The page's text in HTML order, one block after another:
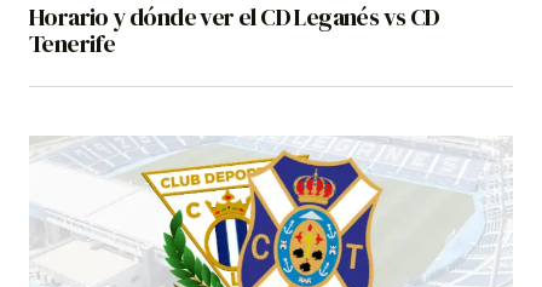
Horario y dónde ver el CD Leganés vs CD
Tenerife